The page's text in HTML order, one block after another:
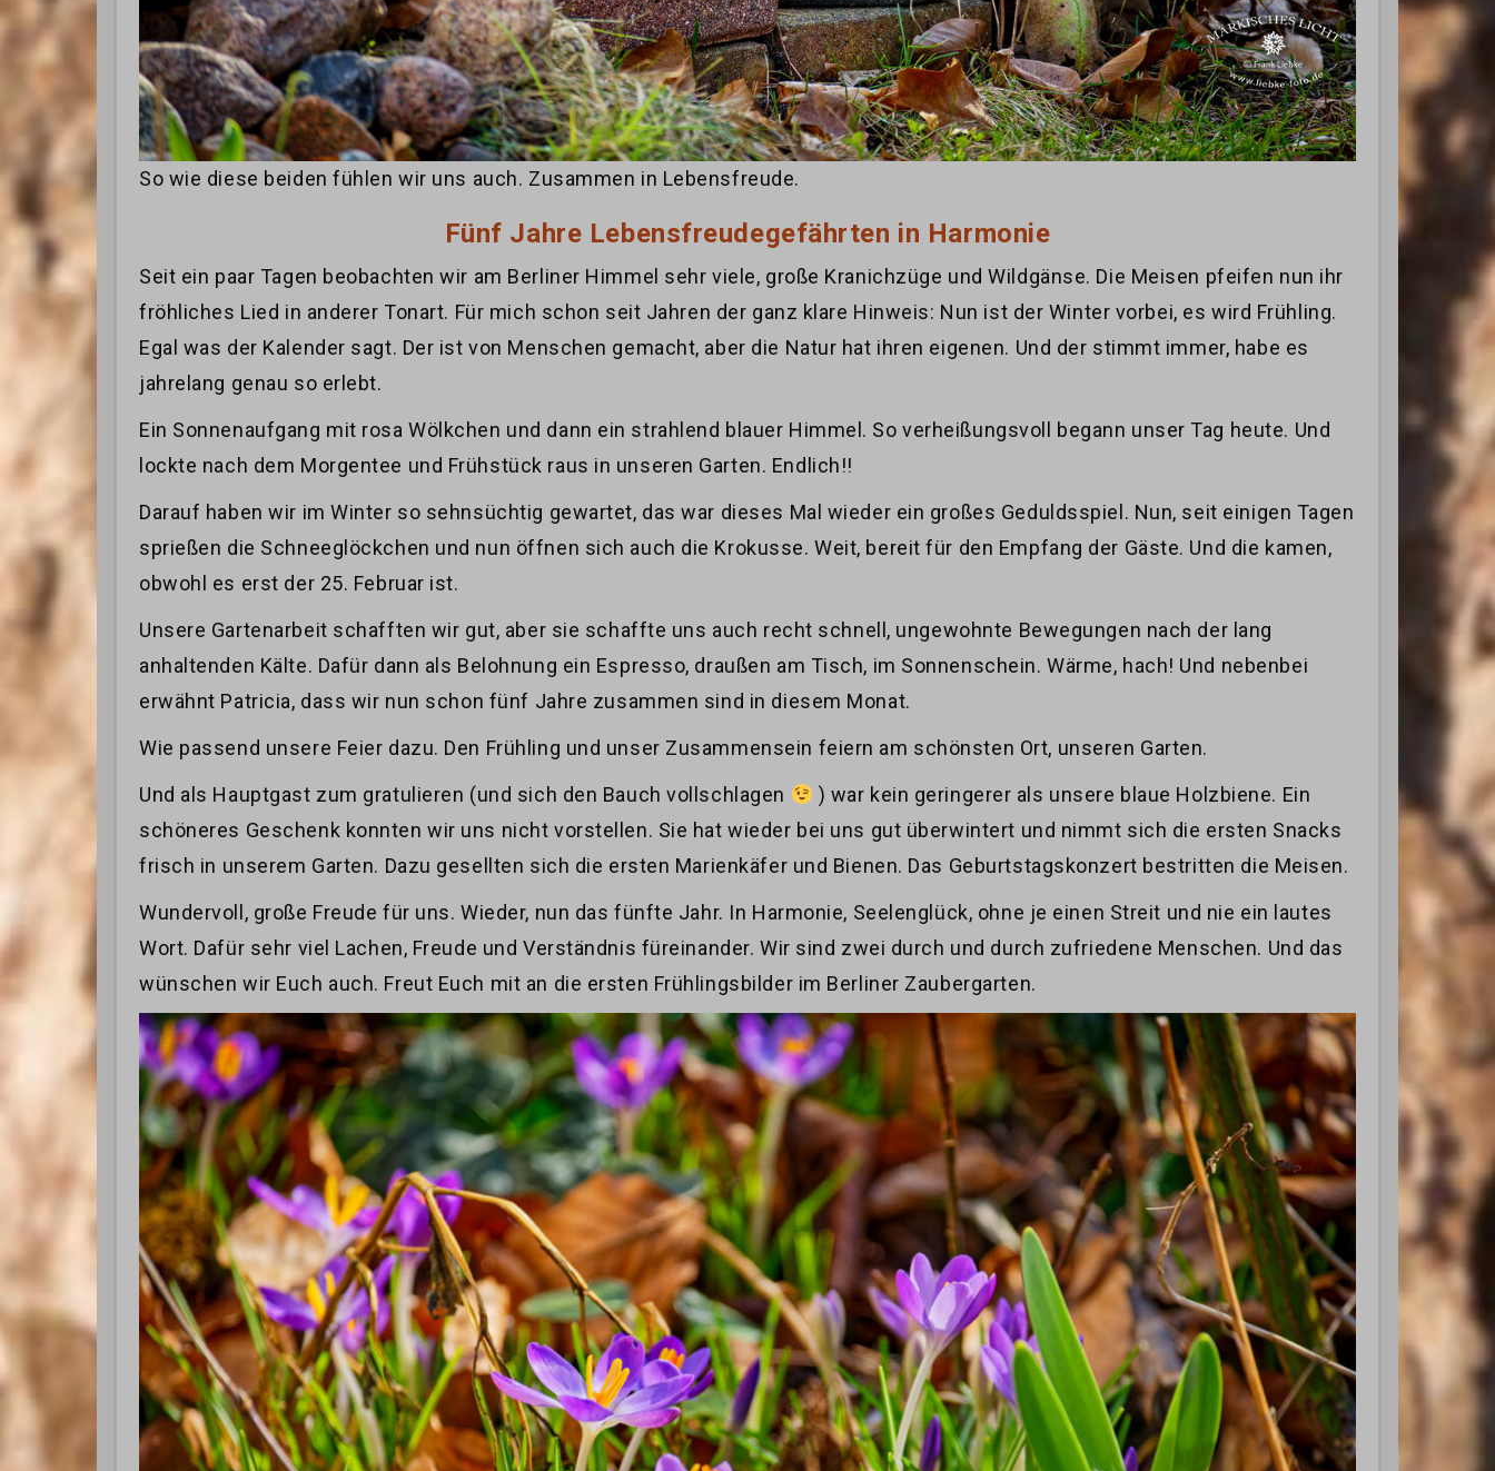
So wie diese beiden fühlen wir uns auch. Zusammen in Lebensfreude.
Fünf Jahre Lebensfreudegefährten in Harmonie
Seit ein paar Tagen beobachten wir am Berliner Himmel sehr viele, große Kranichzüge und Wildgänse. Die Meisen pfeifen nun ihr
fröhliches Lied in anderer Tonart. Für mich schon seit Jahren der ganz klare Hinweis: Nun ist der Winter vorbei, es wird Frühling.
Egal was der Kalender sagt. Der ist von Menschen gemacht, aber die Natur hat ihren eigenen. Und der stimmt immer, habe es
jahrelang genau so erlebt.
Ein Sonnenaufgang mit rosa Wölkchen und dann ein strahlend blauer Himmel. So verheißungsvoll begann unser Tag heute. Und
lockte nach dem Morgentee und Frühstück raus in unseren Garten. Endlich!!
Darauf haben wir im Winter so sehnsüchtig gewartet, das war dieses Mal wieder ein großes Geduldsspiel. Nun, seit einigen Tagen
sprießen die Schneeglöckchen und nun öffnen sich auch die Krokusse. Weit, bereit für den Empfang der Gäste. Und die kamen,
obwohl es erst der 25. Februar ist.
Unsere Gartenarbeit schafften wir gut, aber sie schaffte uns auch recht schnell, ungewohnte Bewegungen nach der lang
anhaltenden Kälte. Dafür dann als Belohnung ein Espresso, draußen am Tisch, im Sonnenschein. Wärme, hach! Und nebenbei
erwähnt Patricia, dass wir nun schon fünf Jahre zusammen sind in diesem Monat.
Wie passend unsere Feier dazu. Den Frühling und unser Zusammensein feiern am schönsten Ort, unseren Garten.
Und als Hauptgast zum gratulieren (und sich den Bauch vollschlagen
) war kein geringerer als unsere blaue Holzbiene. Ein
schöneres Geschenk konnten wir uns nicht vorstellen. Sie hat wieder bei uns gut überwintert und nimmt sich die ersten Snacks
frisch in unserem Garten. Dazu gesellten sich die ersten Marienkäfer und Bienen. Das Geburtstagskonzert bestritten die Meisen.
Wundervoll, große Freude für uns. Wieder, nun das fünfte Jahr. In Harmonie, Seelenglück, ohne je einen Streit und nie ein lautes
Wort. Dafür sehr viel Lachen, Freude und Verständnis füreinander. Wir sind zwei durch und durch zufriedene Menschen. Und das
wünschen wir Euch auch. Freut Euch mit an die ersten Frühlingsbilder im Berliner Zaubergarten.